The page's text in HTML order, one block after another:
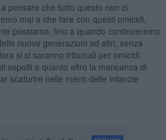
pensare che tutto questo non ci
mai a che fare con questi omicidi,
possiamo, fino a quando continueremo
nuove generazioni ad altri, senza
si ci saranno tribunali per omicidi,
sepolti e quanto altro la mancanza di
scaturire nelle menti delle infanzie